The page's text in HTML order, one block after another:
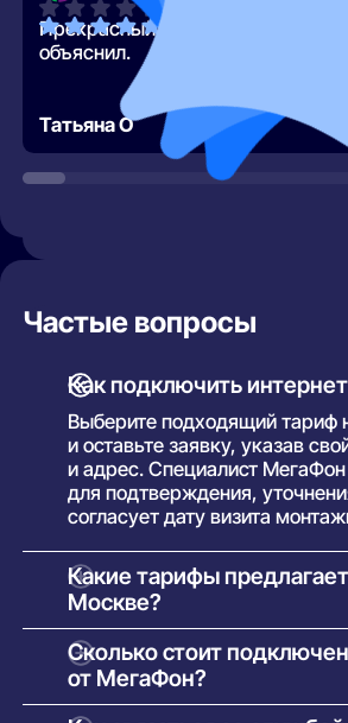
Прекрасный консультант, он всё
объяснил.
Татьяна О
Частые вопросы
Как подключить
Выберите подходящий тариф
и оставьте заявку, указав
и адрес. Специалист
для подтверждения,
согласует дату визита
Какие тарифы
Москве?
В Москве доступны тарифы с
скоростью — от базовых до
зависимости от выбранного
подключить пакеты с
Сколько стоит
от МегаФон?
Подключение большинства